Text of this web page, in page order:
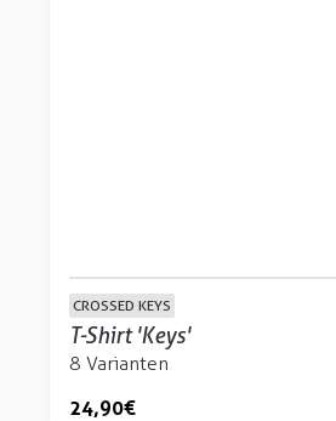
CROSSED KEYS
T-Shirt 'Keys'
8 Varianten
24,90 €